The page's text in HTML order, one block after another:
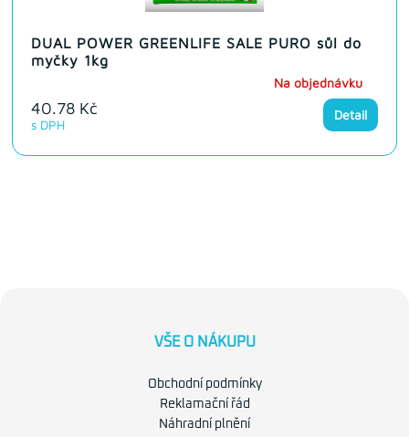
DUAL POWER GREENLIFE SALE PURO sůl do
myčky 1kg
40.78 Kč
s DPH
Na objednávku
Detail
VŠE O NÁKUPU
Obchodní podmínky
Reklamační řád
Náhradní plnění